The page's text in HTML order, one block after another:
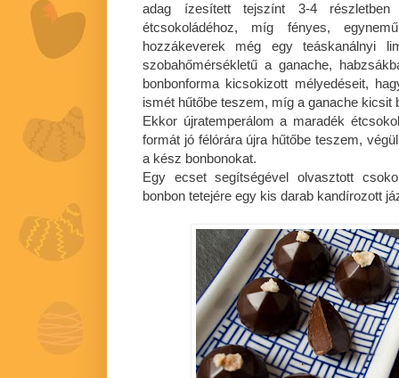
adag ízesített tejszínt 3-4 részletben
étcsokoládéhoz, míg fényes,
hozzákeverek még egy teáskanálnyi
szobahőmérsékletű a ganache,
bonbonforma kicsokizott mélyedéseit,
ismét hűtőbe teszem, míg a ganache kicsit
Ekkor újratemperálom a maradék
formát jó félórára újra hűtőbe teszem,
a kész bonbonokat.
Egy ecset segítségével olvasztott
bonbon tetejére egy kis darab kandírozott